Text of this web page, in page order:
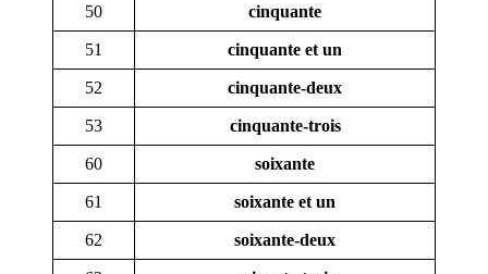
cinquante
50
cinquante et un
51
cinquante-deux
52
cinquante-trois
53
soixante
60
soixante et un
61
soixante-deux
62